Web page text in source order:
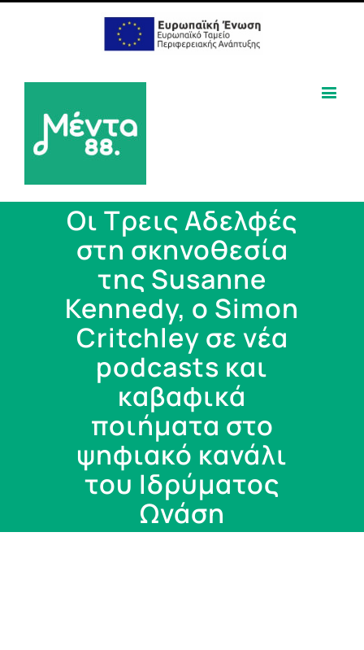
Οι Τρεις Αδελφές
στη σκηνοθεσία
της Susanne
Kennedy, ο Simon
Critchley σε νέα
podcasts και
καβαφικά
ποιήματα στο
ψηφιακό κανάλι
του Ιδρύματος
Ωνάση